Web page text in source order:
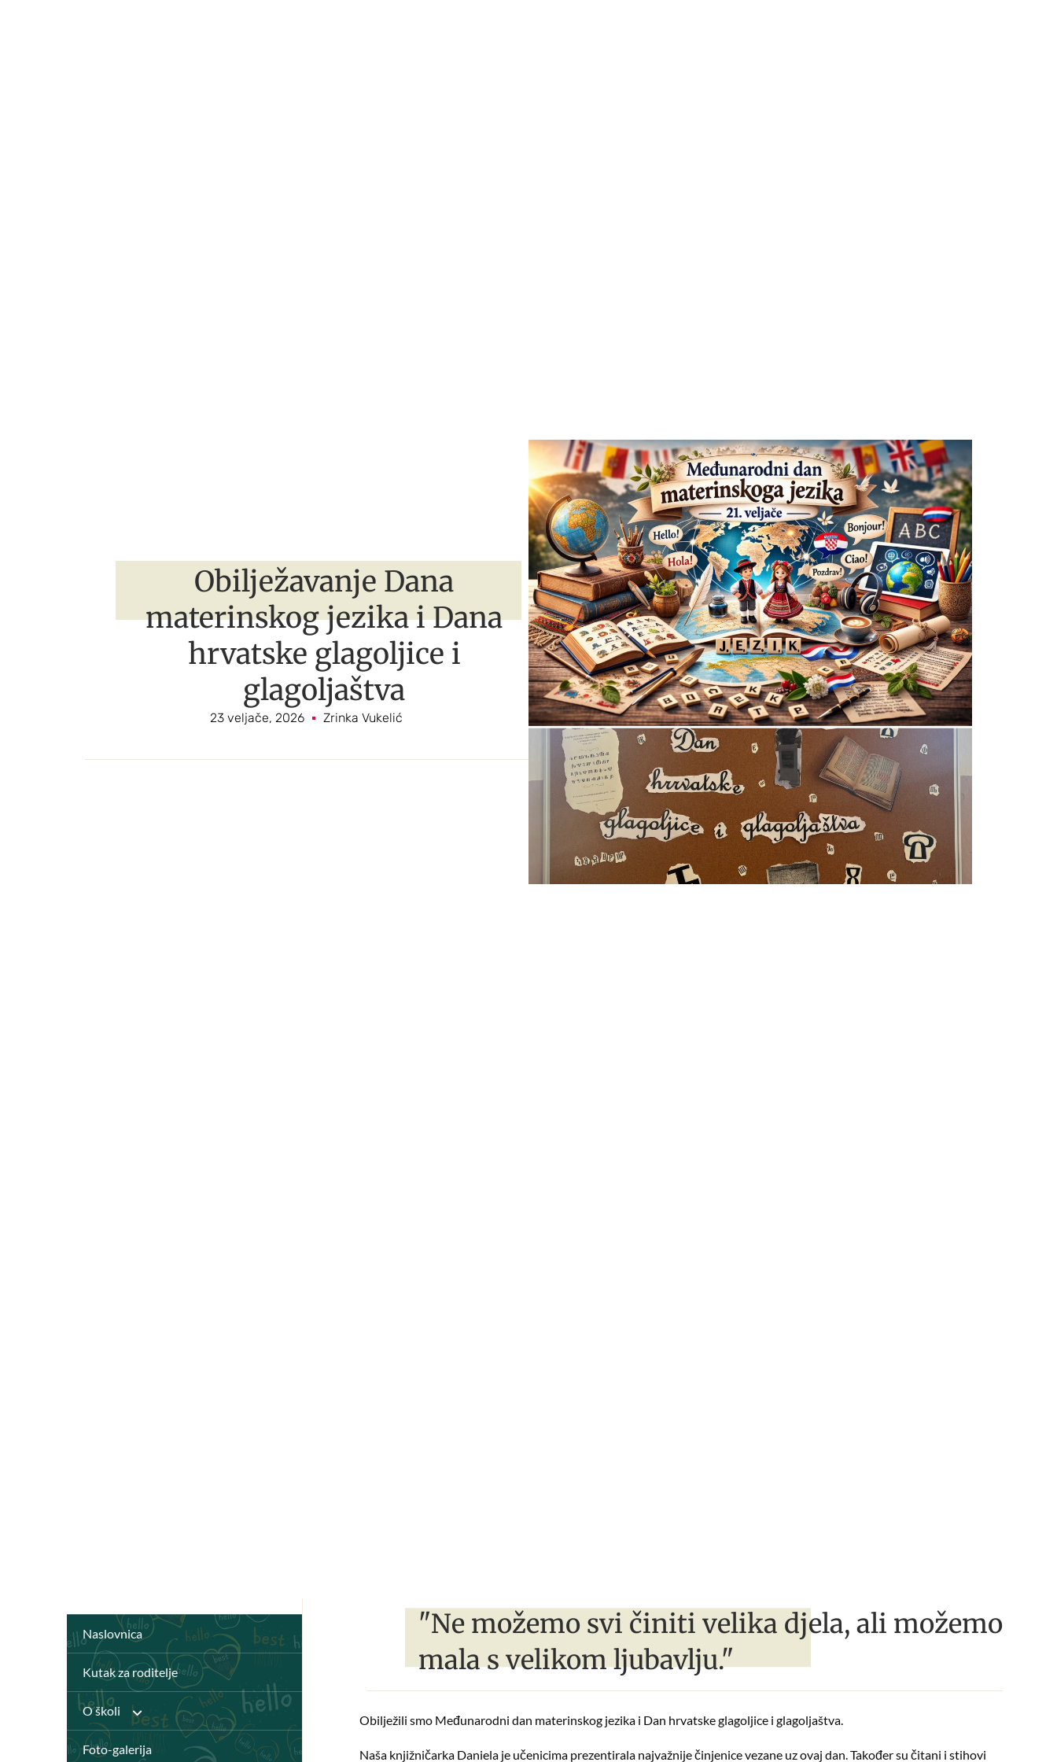
Obilježavanje Dana
materinskog jezika i Dana
hrvatske glagoljice i
glagoljaštva
23 veljače, 2026 Zrinka Vukelić
Naslovnica
Kutak za roditelje
O školi
Anž Frankopan
Foto-galerija
"Ne možemo svi činiti velika djela, ali možemo
mala s velikom ljubavlju."
Obilježili smo Međunarodni dan materinskog jezika i Dan hrvatske glagoljice i glagoljaštva.
Naša knjižničarka Daniela je učenicima prezentirala najvažnije činjenice vezane uz ovaj dan. Također su čitani i stihovi